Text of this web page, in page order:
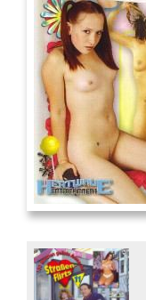
And Confused #8 - ...